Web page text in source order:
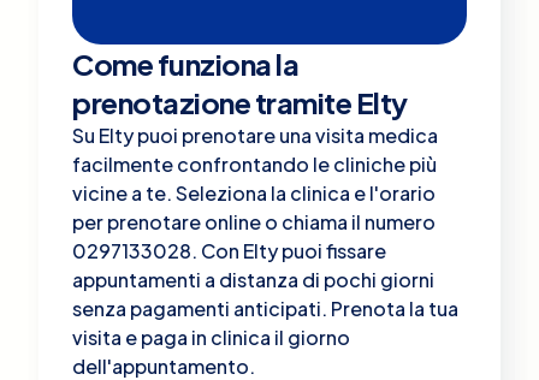
Come funziona la
prenotazione tramite Elty
Su Elty puoi prenotare una visita medica
facilmente confrontando le cliniche più
vicine a te. Seleziona la clinica e l'orario
per prenotare online o chiama il numero
0297133028. Con Elty puoi fissare
appuntamenti a distanza di pochi giorni
senza pagamenti anticipati. Prenota la tua
visita e paga in clinica il giorno
dell'appuntamento.